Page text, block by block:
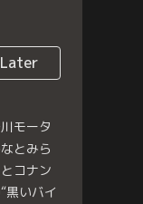
モータ
とみら
コナン
黒いバイ